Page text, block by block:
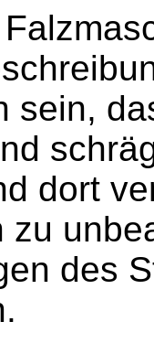
sein,
dort
zu
des